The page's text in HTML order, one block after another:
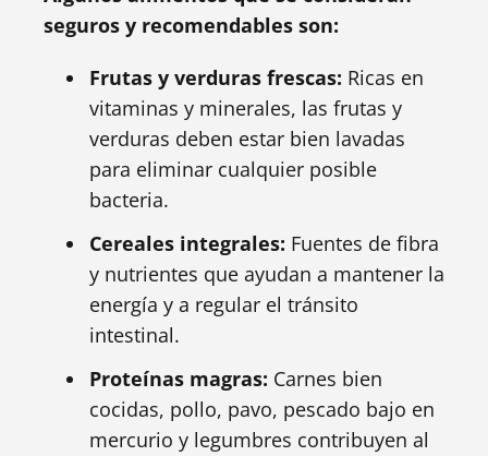
seguros y recomendables son:
Frutas y verduras frescas: Ricas en
vitaminas y minerales, las frutas y
verduras deben estar bien lavadas
para eliminar cualquier posible
bacteria.
Cereales integrales: Fuentes de fibra
y nutrientes que ayudan a mantener la
energía y a regular el tránsito
intestinal.
Proteínas magras: Carnes bien
cocidas, pollo, pavo, pescado bajo en
mercurio y legumbres contribuyen al